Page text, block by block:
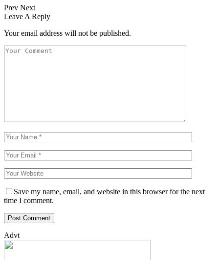
Prev Next
Leave A Reply
Your email address will not be published.
Save my name, email, and website in this browser for the next
time I comment.
Advt